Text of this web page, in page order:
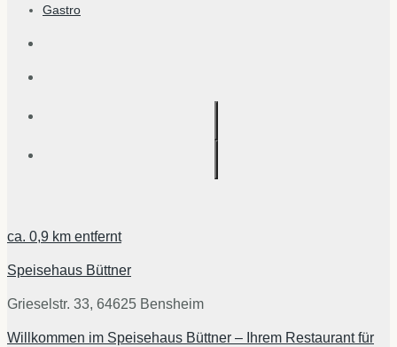
Gastro
ca. 0,9 km entfernt
Speisehaus Büttner
Grieselstr. 33, 64625 Bensheim
Willkommen im Speisehaus Büttner – Ihrem Restaurant für